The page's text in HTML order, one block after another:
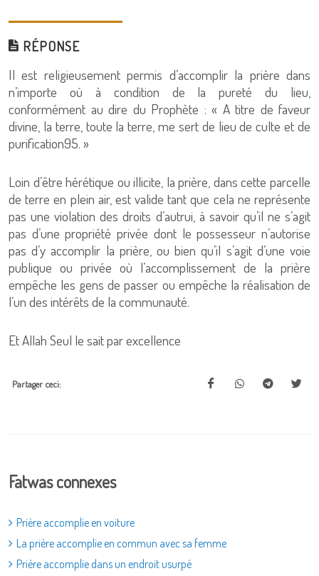
RÉPONSE
Il est religieusement permis d’accomplir la prière dans
n’importe où à condition de la pureté du lieu,
conformément au dire du Prophète : « A titre de faveur
divine, la terre, toute la terre, me sert de lieu de culte et de
purification95. »
Loin d’être hérétique ou illicite, la prière, dans cette parcelle
de terre en plein air, est valide tant que cela ne représente
pas une violation des droits d’autrui, à savoir qu’il ne s’agit
pas d’une propriété privée dont le possesseur n’autorise
pas d’y accomplir la prière, ou bien qu’il s’agit d’une voie
publique ou privée où l’accomplissement de la prière
empêche les gens de passer ou empêche la réalisation de
l’un des intérêts de la communauté.
Et Allah Seul le sait par excellence
Partager ceci:
Fatwas connexes
Prière accomplie en voiture
La prière accomplie en commun avec sa femme
Prière accomplie dans un endroit usurpé